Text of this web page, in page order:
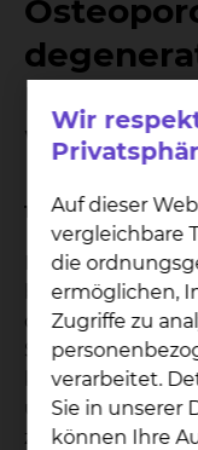
18.05.2026
besonders nach
durch eine
Schreibtischjob
körperliche
und deutlich,
zusetzen.
Wir
Auf dieser
vergleichbare
die
ermöglichen,
Zugriffe zu
verarbeitet.
Sie in unserer
können Ihre